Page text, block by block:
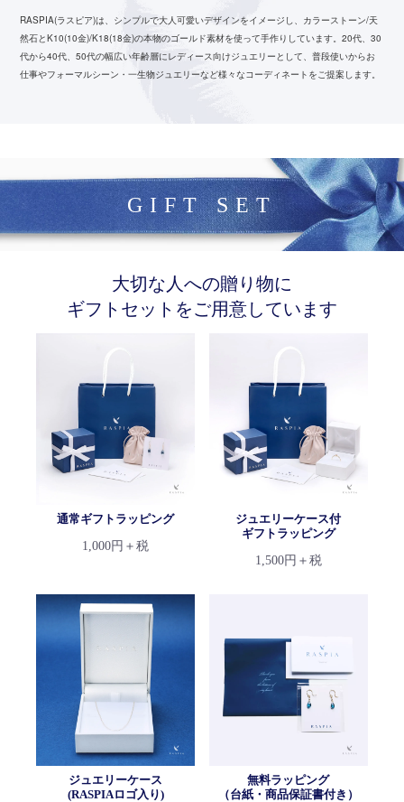
RASPIA(ラスピア)は、シンプルで大人可愛いデザインをイメージし、カラーストーン/天
然石とK10(10金)/K18(18金)の本物のゴールド素材を使って手作りしています。20代、30
代から40代、50代の幅広い年齢層にレディース向けジュエリーとして、普段使いからお
仕事やフォーマルシーン・一生物ジュエリーなど様々なコーディネートをご提案します。
GIFT SET
大切な人への贈り物に
ギフトセットをご用意しています
通常ギフトラッピング
1,000円＋税
ジュエリーケース付
ギフトラッピング
1,500円＋税
ジュエリーケース
(RASPIAロゴ入り)
無料ラッピング
（台紙・商品保証書付き）